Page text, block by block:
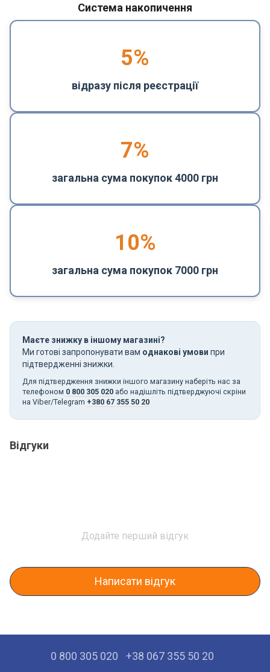
Система накопичення
5%
відразу після реєстрації
7%
загальна сума покупок 4000 грн
10%
загальна сума покупок 7000 грн
Маєте знижку в іншому магазині?
Ми готові запропонувати вам однакові умови при
підтвердженні знижки.
Для підтвердження знижки іншого магазину наберіть нас за
телефоном 0 800 305 020 або надішліть підтверджуючі скріни
на Viber/Telegram +380 67 355 50 20
Відгуки
Додайте перший відгук
Написати відгук
0 800 305 020 +38 067 355 50 20